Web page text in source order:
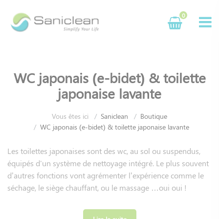
0
WC japonais (e-bidet) & toilette
japonaise lavante
Vous êtes ici Saniclean
Boutique
WC japonais (e-bidet) & toilette japonaise lavante
Les toilettes japonaises sont des wc, au sol ou suspendus,
équipés d'un système de nettoyage intégré. Le plus souvent
d’autres fonctions vont agrémenter l’expérience comme le
séchage, le siège chauffant, ou le massage …oui oui !
Saniclean fait fabriquer dans ses usines des équipements de